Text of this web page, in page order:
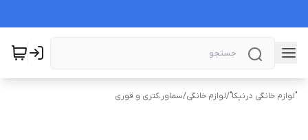
"لوازم خانگی درنیکا"/لوازم خانگی/سماور،کتری و قوری